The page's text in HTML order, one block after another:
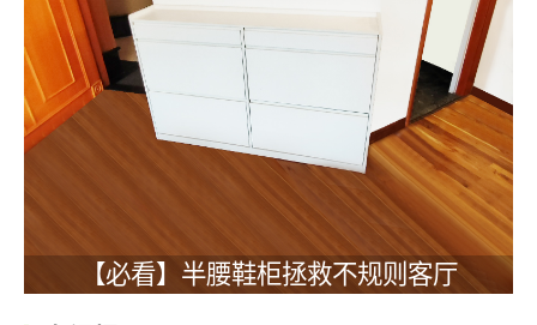
【必看】半腰鞋柜拯救不规则客厅